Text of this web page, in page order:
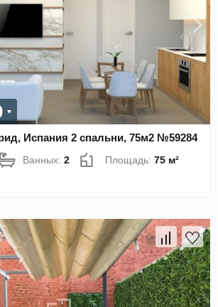
Испания 2 спальни, 75м2 №59284
Ванных:2 Площадь:75 м²